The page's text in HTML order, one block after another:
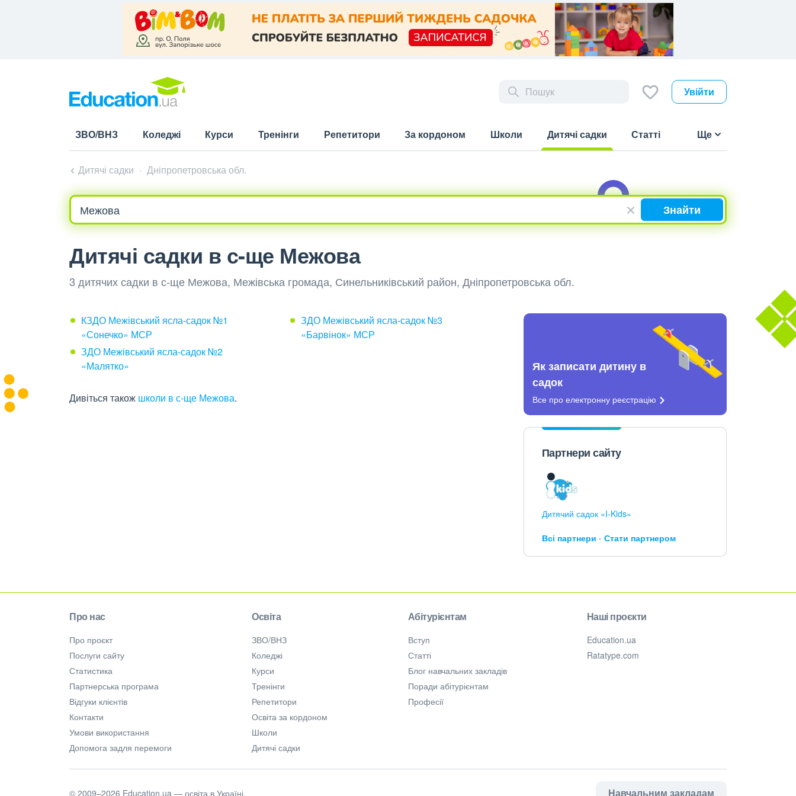
Увійти
ЗВО/ВНЗ Коледжі Курси Тренінги Репетитори За кордоном Школи
Дитячі садки
Статті Ще
Дитячі садки Дніпропетровська обл.
Знайти
Дитячі садки в с-ще Межова
3 дитячих садки в с-ще Межова, Межівська громада, Синельниківський район, Дніпропетровська обл.
КЗДО Межівський ясла-садок №1
«Сонечко» МСР
ЗДО Межівський ясла-садок №2
«Малятко»
ЗДО Межівський ясла-садок №3
«Барвінок» МСР
Дивіться також школи в с-ще Межова.
Як записати дитину в
садок
Все про електронну реєстрацію
Партнери сайту
Дитячий садок «I-Kids»
Всі партнери Стати партнером
Про нас
Про проєкт
Послуги сайту
Статистика
Партнерська програма
Відгуки клієнтів
Контакти
Умови використання
Допомога задля перемоги
Освіта
ЗВО/ВНЗ
Коледжі
Курси
Тренінги
Репетитори
Освіта за кордоном
Школи
Дитячі садки
Абітурієнтам
Вступ
Статті
Блог навчальних закладів
Поради абітурієнтам
Професії
Наші проєкти
Education.ua
Ratatype.com
Навчальним закладам
© 2009–2026 Education.ua — освіта в Україні.